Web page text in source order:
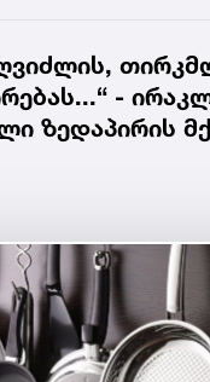
ღვიძლის,
-
ზედაპირის